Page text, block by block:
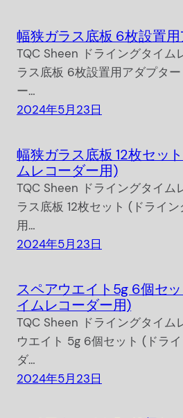
幅狭ガラス底板 6枚設置
TQC Sheen ドライングタイム
ラス底板 6枚設置用アダプタ
ー…
2024年5月23日
幅狭ガラス底板 12枚セッ
ムレコーダー用)
TQC Sheen ドライングタイム
ラス底板 12枚セット (ドライ
用…
2024年5月23日
スペアウエイト5g 6個セ
イムレコーダー用)
TQC Sheen ドライングタイム
ウエイト 5g 6個セット (ドラ
ダ…
2024年5月23日